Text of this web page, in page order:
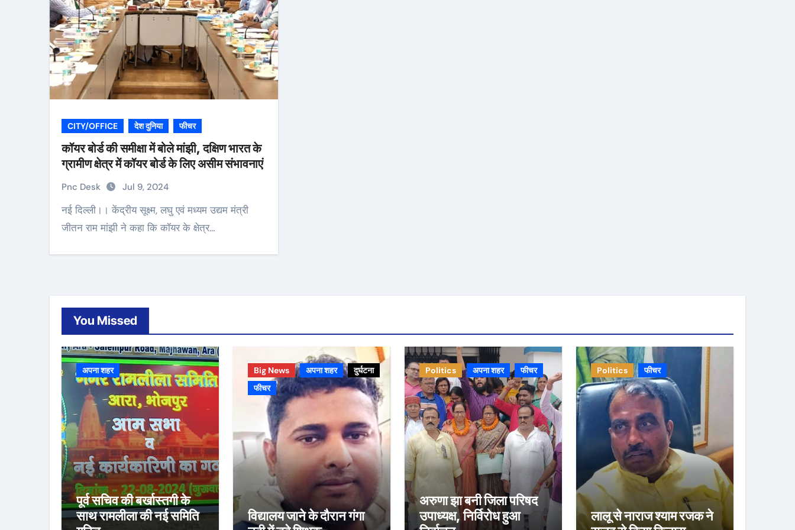
CITY/OFFICE देश दुनिया फीचर
कॉयर बोर्ड की समीक्षा में बोले मांझी, दक्षिण भारत के
ग्रामीण क्षेत्र में कॉयर बोर्ड के लिए असीम संभावनाएं
Pnc Desk Jul 9, 2024
नई दिल्ली।। केंद्रीय सूक्ष्म, लघु एवं मध्यम उद्यम मंत्री
जीतन राम मांझी ने कहा कि कॉयर के क्षेत्र…
You Missed
अपना शहर
पूर्व सचिव की बर्खास्तगी के
साथ रामलीला की नई समिति
Big News अपना शहर
दुर्घटना
फीचर
विद्यालय जाने के दौरान गंगा
Politics अपना शहर फीचर
अरुणा झा बनी जिला परिषद
उपाध्यक्ष, निर्विरोध हुआ
Politics फीचर
लालू से नाराज श्याम रजक ने